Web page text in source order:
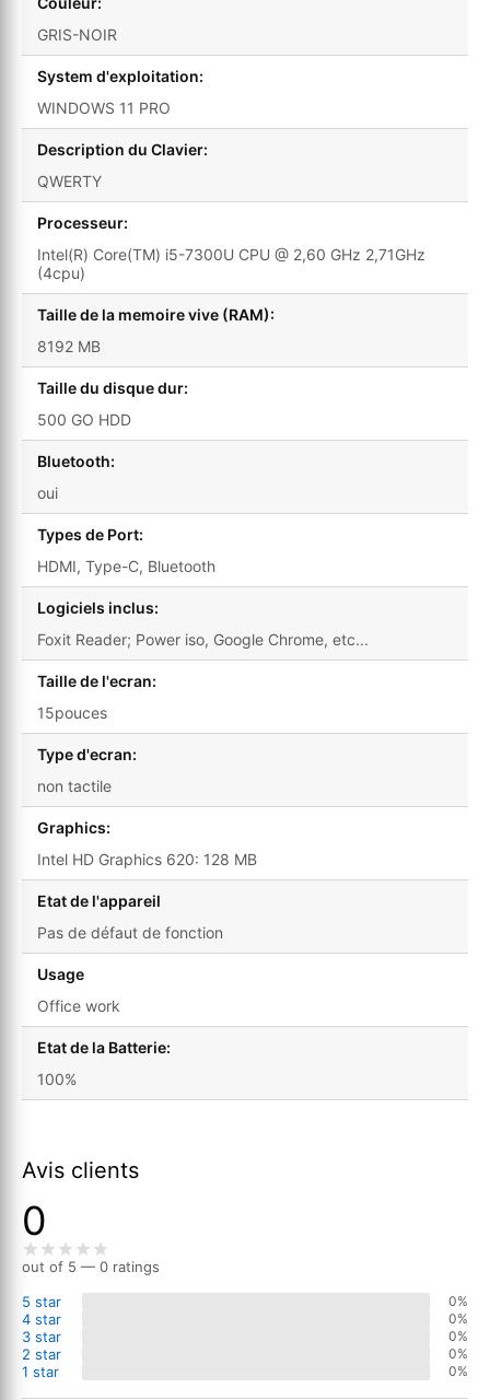
GRIS-NOIR
System d'exploitation:
WINDOWS 11 PRO
Description du Clavier:
QWERTY
Processeur:
Intel(R) Core(TM) i5-7300U CPU @ 2,60 GHz 2,71GHz
(4cpu)
Taille de la memoire vive (RAM):
8192 MB
Taille du disque dur:
500 GO HDD
Bluetooth:
oui
Types de Port:
HDMI, Type-C, Bluetooth
Logiciels inclus:
Foxit Reader; Power iso, Google Chrome, etc...
Taille de l'ecran:
15pouces
Type d'ecran:
non tactile
Graphics:
Intel HD Graphics 620: 128 MB
Etat de l'appareil
Pas de défaut de fonction
Usage
Office work
Etat de la Batterie:
100%
Avis clients
0
out of 5 — 0 ratings
5 star
0%
4 star 0%
3 star 0%
2 star 0%
1 star 0%